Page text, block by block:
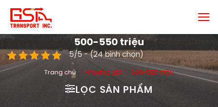
đến
nội
500-550 triệu
5/5 - (24 bình chọn)
Trang chủ / Khoảng giá / 500-550 triệu
LỌC SẢN PHẨM